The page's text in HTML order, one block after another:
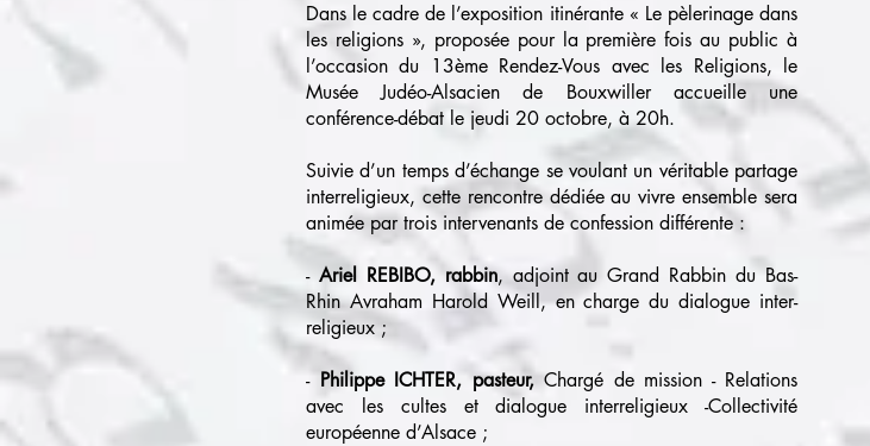
Dans le cadre de l’exposition itinérante « Le pèlerinage dans
les religions », proposée pour la première fois au public à
l’occasion du 13ème Rendez-Vous avec les Religions, le
Musée Judéo-Alsacien de Bouxwiller accueille une
conférence-débat le jeudi 20 octobre, à 20h.
Suivie d’un temps d’échange se voulant un véritable partage
interreligieux, cette rencontre dédiée au vivre ensemble sera
animée par trois intervenants de confession différente :
- Ariel REBIBO, rabbin, adjoint au Grand Rabbin du Bas-
Rhin Avraham Harold Weill, en charge du dialogue inter-
religieux ;
- Philippe ICHTER, pasteur,Chargé de mission - Relations
avec les cultes et dialogue interreligieux -Collectivité
européenne d’Alsace ;